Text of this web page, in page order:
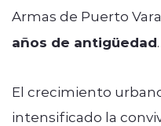
Armas de Puerto
años de antigüedad.
El crecimiento
intensificado la